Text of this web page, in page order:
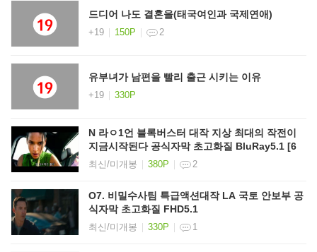
드디어 나도 결혼을(태국여인과 국제연애)
+19 150P 2
유부녀가 남편을 빨리 출근 시키는 이유
+19 330P
N 라ㅇ1언 블록버스터 대작 지상 최대의 작전이
지금시작된다 공식자막 초고화질 BluRay5.1 [6
최신/미개봉 380P 2
O7. 비밀수사팀 특급액션대작 LA 국토 안보부 공
식자막 초고화질 FHD5.1
최신/미개봉 330P 1